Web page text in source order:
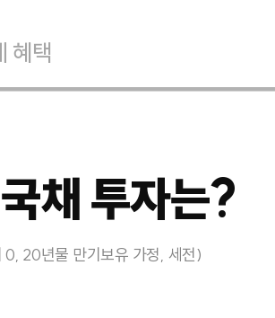
혜택
채 투자는?
20년물 만기보유 가정, 세전)